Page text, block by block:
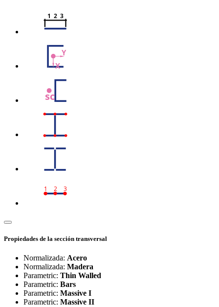
1  2  3
Y
X
sc
1 2 3
Propiedades de la sección transversal
Normalizada: Acero
Normalizada: Madera
Parametric: Thin Walled
Parametric: Bars
Parametric: Massive I
Parametric: Massive II